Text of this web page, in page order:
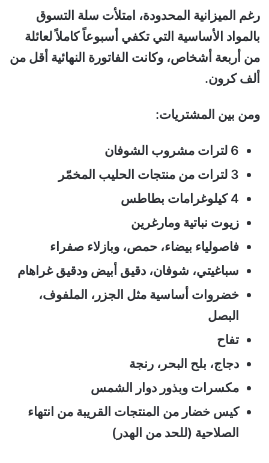
رغم الميزانية المحدودة، امتلأت سلة التسوق
بالمواد الأساسية التي تكفي أسبوعاً كاملاً لعائلة
من أربعة أشخاص، وكانت الفاتورة النهائية أقل من
ألف كرون.
ومن بين المشتريات:
6 لترات مشروب الشوفان
3 لترات من منتجات الحليب المخمّر
4 كيلوغرامات بطاطس
زيوت نباتية ومارغرين
فاصولياء بيضاء، حمص، وبازلاء صفراء
سباغيتي، شوفان، دقيق أبيض ودقيق غراهام
خضروات أساسية مثل الجزر، الملفوف،
البصل
تفاح
دجاج، بلح البحر، رنجة
مكسرات وبذور دوار الشمس
كيس خضار من المنتجات القريبة من انتهاء
الصلاحية (للحد من الهدر)